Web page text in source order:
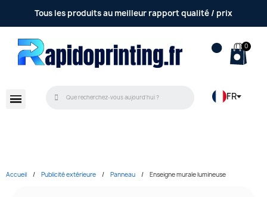
Tous les produits au meilleur rapport qualité / prix
FR
Accueil Publicité extérieure Panneau Enseigne murale lumineuse